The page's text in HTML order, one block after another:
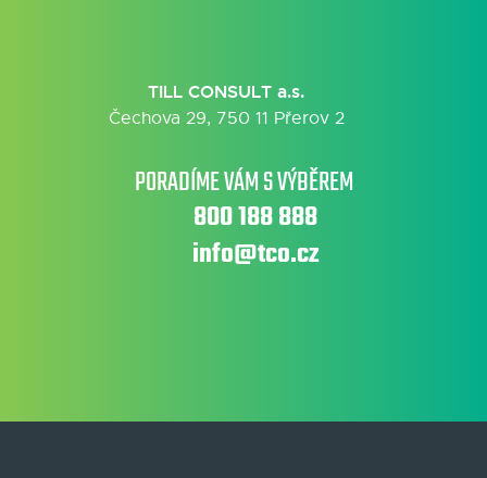
TILL CONSULT a.s.
Čechova 29, 750 11 Přerov 2
PORADÍME VÁM S VÝBĚREM
800 188 888
info@tco.cz